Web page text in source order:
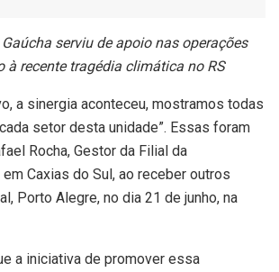
serviu de apoio nas operações
à recente tragédia climática no RS
a sinergia aconteceu, mostramos todas
setor desta unidade”. Essas foram
Rocha, Gestor da Filial da
Caxias do Sul, ao receber outros
Porto Alegre, no dia 21 de junho, na
a iniciativa de promover essa